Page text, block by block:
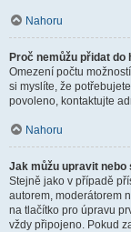
Nahoru
Proč nemůžu přidat
Omezení počtu
si myslíte, že
povoleno, kontaktujte
Nahoru
Jak můžu upravit nebo
Stejně jako v případě
autorem, moderátorem
na tlačítko pro úpravu
vždy připojeno. Pokud